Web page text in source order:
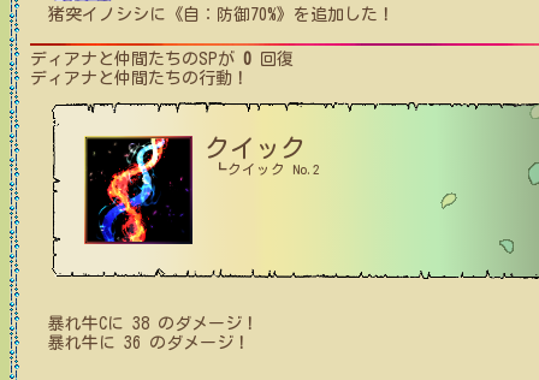
猪突イノシシ に 《自：防御70%》 を追加した！
ディアナと仲間たち のSPが 0 回復
ディアナと仲間たち の行動！
クイック
┗クイック No.2
暴れ牛Cに 38 のダメージ！
暴れ牛 に 36 のダメージ！